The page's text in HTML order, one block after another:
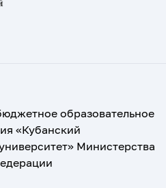
образовательное
«Кубанский
Министерства